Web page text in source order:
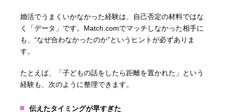
婚活でうまくいかなかった経験は、自己否定の材料ではな
く「データ」です。Match.comでマッチしなかった相手に
も、“なぜ合わなかったのか”というヒントが必ずありま
す。
たとえば、「子どもの話をしたら距離を置かれた」という
経験も、次のように整理できます。
伝えたタイミングが早すぎた